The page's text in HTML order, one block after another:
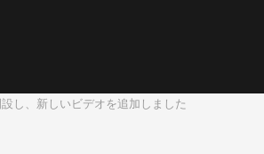
し、新しいビデオを追加しました